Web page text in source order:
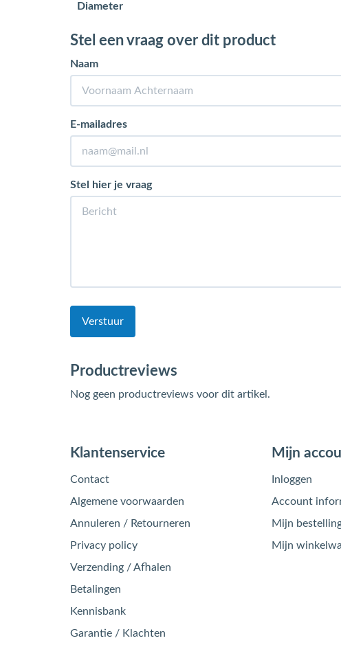
Diameter
Stel een vraag over dit product
Naam
E-mailadres
Stel hier je vraag
Verstuur
Productreviews
Nog geen productreviews voor dit artikel.
Klantenservice
Contact
Algemene voorwaarden
Annuleren / Retourneren
Privacy policy
Verzending / Afhalen
Betalingen
Kennisbank
Garantie / Klachten
Mijn
Inloggen
Account
Mijn
Mijn